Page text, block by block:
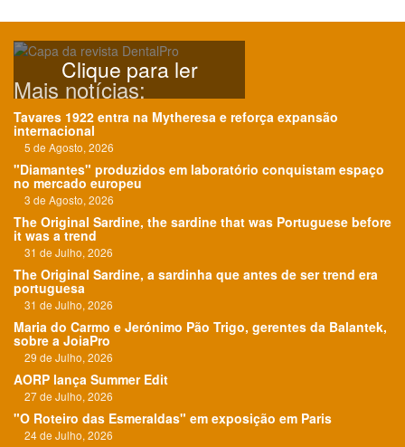
Clique para ler
Mais notícias:
Tavares 1922 entra na Mytheresa e reforça expansão
internacional
5 de Agosto, 2026
"Diamantes" produzidos em laboratório conquistam espaço
no mercado europeu
3 de Agosto, 2026
The Original Sardine, the sardine that was Portuguese before
it was a trend
31 de Julho, 2026
The Original Sardine, a sardinha que antes de ser trend era
portuguesa
31 de Julho, 2026
Maria do Carmo e Jerónimo Pão Trigo, gerentes da Balantek,
sobre a JoiaPro
29 de Julho, 2026
AORP lança Summer Edit
27 de Julho, 2026
"O Roteiro das Esmeraldas" em exposição em Paris
24 de Julho, 2026